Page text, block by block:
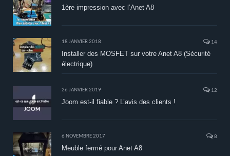
1ère impression avec l’Anet A8
18 JANVIER 2018 14
Installer des MOSFET sur votre Anet A8 (Sécurité
électrique)
26 JANVIER 2019 12
Joom est-il fiable ? L’avis des clients !
6 NOVEMBRE 2017 8
Meuble fermé pour Anet A8